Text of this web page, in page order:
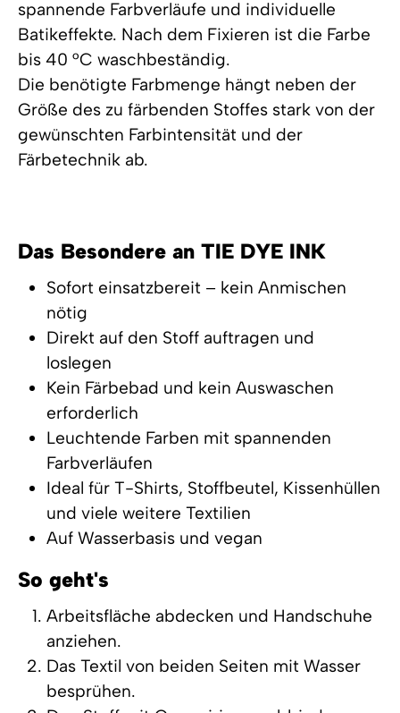
spannende Farbverläufe und individuelle
Batikeffekte. Nach dem Fixieren ist die Farbe
bis 40 °C waschbeständig.
Die benötigte Farbmenge hängt neben der
Größe des zu färbenden Stoffes stark von der
gewünschten Farbintensität und der
Färbetechnik ab.
Das Besondere an TIE DYE INK
Sofort einsatzbereit – kein Anmischen
nötig
Direkt auf den Stoff auftragen und
loslegen
Kein Färbebad und kein Auswaschen
erforderlich
Leuchtende Farben mit spannenden
Farbverläufen
Ideal für T-Shirts, Stoffbeutel, Kissenhüllen
und viele weitere Textilien
Auf Wasserbasis und vegan
So geht's
Arbeitsfläche abdecken und Handschuhe
anziehen.
Das Textil von beiden Seiten mit Wasser
besprühen.